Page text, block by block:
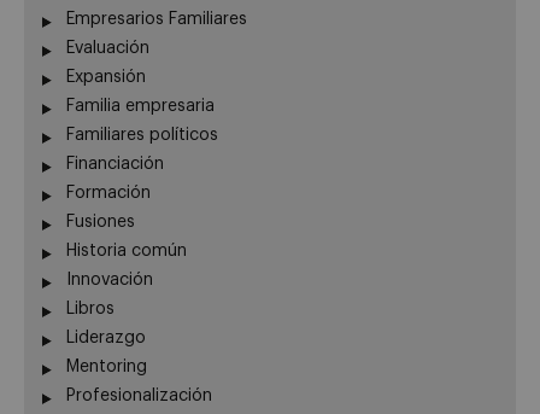
Empresarios Familiares
Evaluación
Expansión
Familia empresaria
Familiares políticos
Financiación
Formación
Fusiones
Historia común
Innovación
Libros
Liderazgo
Mentoring
Profesionalización